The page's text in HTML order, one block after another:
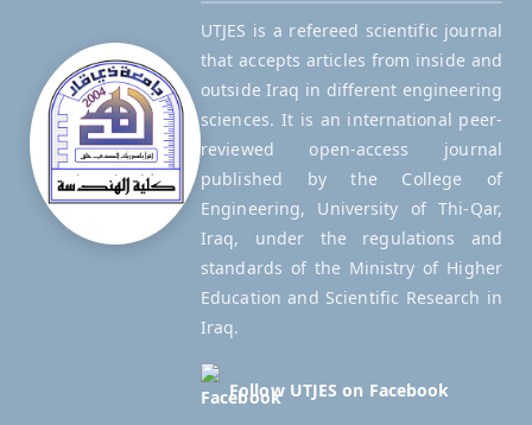
UTJES is a refereed scientific journal
that accepts articles from inside and
outside Iraq in different engineering
sciences. It is an international peer-
reviewed open-access journal
published by the College of
Engineering, University of Thi-Qar,
Iraq, under the regulations and
standards of the Ministry of Higher
Education and Scientific Research in
Iraq.
Follow UTJES on Facebook